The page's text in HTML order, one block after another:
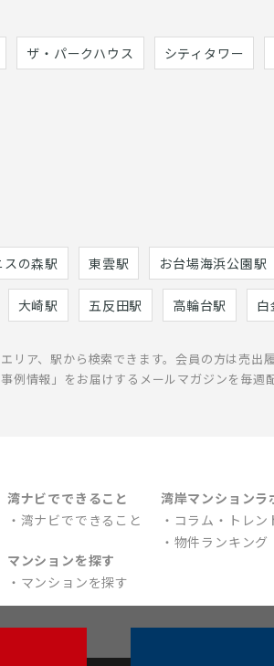
ザ・パークハウス シティタワー
の森駅 東雲駅 お台場海浜公園駅
大崎駅 五反田駅 高輪台駅 白
リア、駅から検索できます。会員の方は売
情報」をお届けするメールマガジンを毎
湾ナビでできること
湾ナビでできること
マンションを探す
マンションを探す
湾岸マンションラ
コラム・トレン
物件ランキング